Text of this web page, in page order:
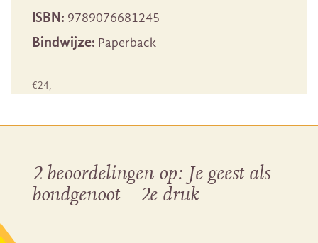
ISBN: 9789076681245
Bindwijze: Paperback
€24,-
2 beoordelingen op: Je geest als
bondgenoot – 2e druk